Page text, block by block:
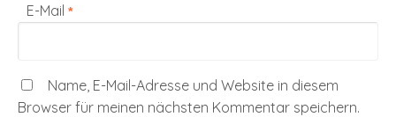
E-Mail *
Name, E-Mail-Adresse und Website in diesem
Browser für meinen nächsten Kommentar speichern.